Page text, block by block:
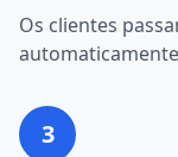
Os clientes
3